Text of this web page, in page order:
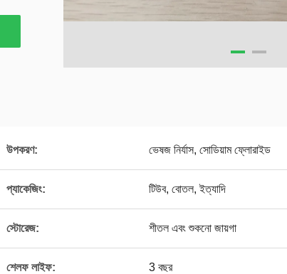
উপকরণ: ভেষজ নির্যাস, সোডিয়াম ফ্লোরাইড
প্যাকেজিং: টিউব, বোতল, ইত্যাদি
স্টোরেজ: শীতল এবং শুকনো জায়গা
শেলফ লাইফ: 3 বছর